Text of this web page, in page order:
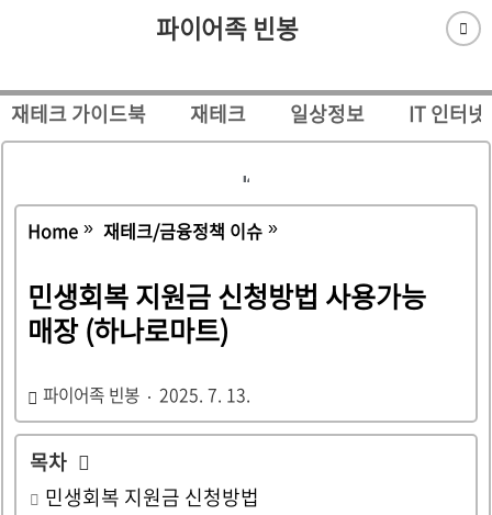
파이어족 빈봉
재테크 가이드북 재테크 일상정보 IT 인터넷
Home 재테크/금융정책 이슈
민생회복 지원금 신청방법 사용가능
매장 (하나로마트)
파이어족 빈봉 2025. 7. 13.
목차 
민생회복 지원금 신청방법